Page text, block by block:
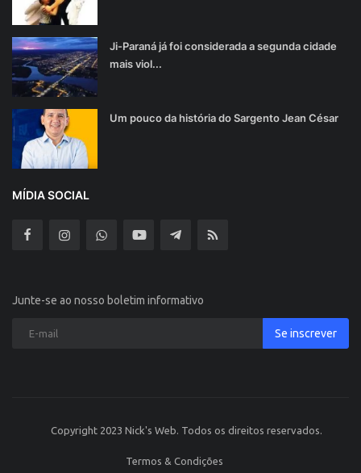
Ji-Paraná já foi considerada a segunda cidade
mais viol...
Um pouco da história do Sargento Jean César
MÍDIA SOCIAL
Junte-se ao nosso boletim informativo
Se inscrever
Copyright 2023 Nick's Web. Todos os direitos reservados.
Termos & Condições